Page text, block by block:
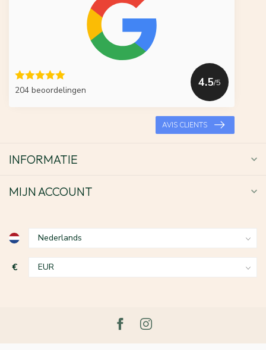
204 beoordelingen
4.5/5
AVIS CLIENTS
INFORMATIE
MIJN ACCOUNT
€